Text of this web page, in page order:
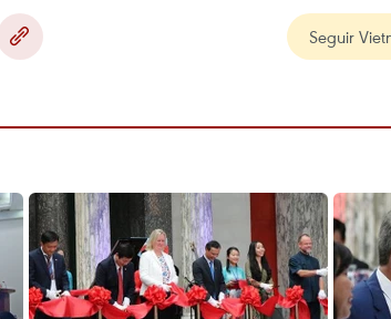
Seguir